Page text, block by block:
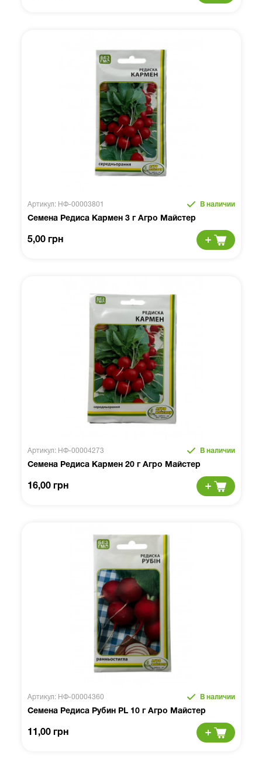
Артикул: НФ-00003801 В наличии
Семена Редиса Кармен 3 г Агро Майстер
5,00 грн
Артикул: НФ-00004273 В наличии
Семена Редиса Кармен 20 г Агро Майстер
16,00 грн
Артикул: НФ-00004360 В наличии
Семена Редиса Рубин PL 10 г Агро Майстер
11,00 грн